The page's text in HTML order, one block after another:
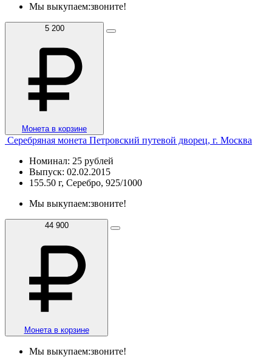
Мы выкупаем:звоните!
5 200
Монета в корзине
Серебряная монета Петровский путевой дворец, г. Москва
Номинал: 25 рублей
Выпуск: 02.02.2015
155.50 г, Серебро, 925/1000
Мы выкупаем:звоните!
44 900
Монета в корзине
Мы выкупаем:звоните!